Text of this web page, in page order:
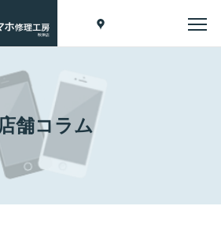
店舗コラム